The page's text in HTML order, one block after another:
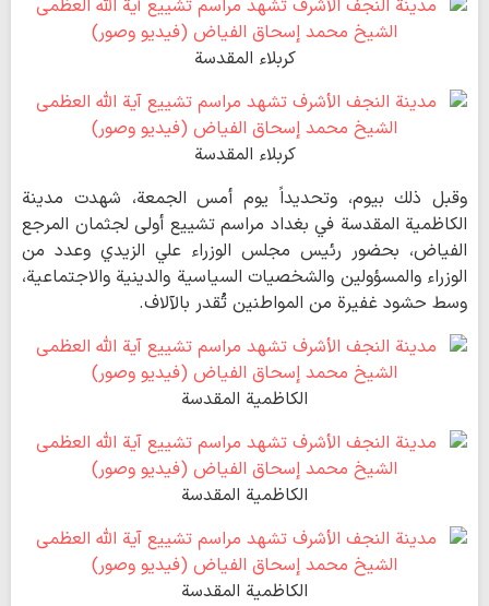
كربلاء المقدسة
كربلاء المقدسة
وقبل ذلك بيوم، وتحديداً يوم أمس الجمعة، شهدت مدينة
الكاظمية المقدسة في بغداد مراسم تشييع أولى لجثمان المرجع
الفياض، بحضور رئيس مجلس الوزراء علي الزيدي وعدد من
الوزراء والمسؤولين والشخصيات السياسية والدينية والاجتماعية،
وسط حشود غفيرة من المواطنين تُقدر بالآلاف.
الكاظمية المقدسة
الكاظمية المقدسة
الكاظمية المقدسة